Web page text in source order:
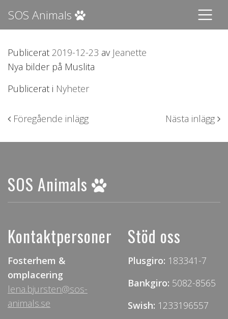
SOS Animals
Publicerat 2019-12-23 av Jeanette
Nya bilder på Muslita
Publicerat i Nyheter
Inläggsnavigering
Föregående inlägg Nästa inlägg
SOS Animals
Kontaktpersoner
Fosterhem &
omplacering
lena.bjursten@sos-
animals.se
Stöd oss
Plusgiro: 183341-7
Bankgiro: 5082-8565
Swish: 1233196557